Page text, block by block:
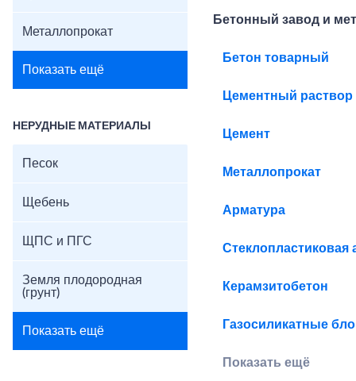
Металлопрокат
Показать ещё
НЕРУДНЫЕ МАТЕРИАЛЫ
Песок
Щебень
ЩПС и ПГС
Земля плодородная
(грунт)
Показать ещё
Бетонный завод и
Бетон товарный
Цементный раствор
Цемент
Металлопрокат
Арматура
Стеклопластиковая
Керамзитобетон
Газосиликатные
Показать ещё